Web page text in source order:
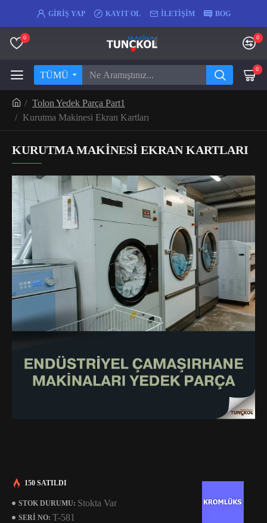
GIRIŞ YAP KAYIT OL İLETIŞIM BOG
0 0
TÜMÜ
0
Tolon Yedek Parça Part1
Kurutma Makinesi Ekran Kartları
KURUTMA MAKINESI EKRAN KARTLARI
STOK DURUMU: Stokta Var
SERI NO: T-581
150 SATILDI